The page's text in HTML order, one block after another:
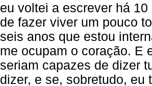
eu voltei a escrever há
de fazer viver um pouco
seis anos que estou
me ocupam o coração. E
seriam capazes de dizer
dizer, e se, sobretudo, eu